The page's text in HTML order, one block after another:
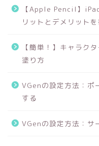
【Apple Pencil】
リットとデメリット
【簡単！】キャラク
塗り方
VGenの設定方法：
する
VGenの設定方法：サ